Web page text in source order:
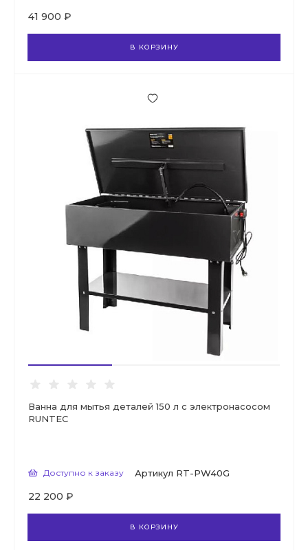
41 900 ₽
В КОРЗИНУ
Ванна для мытья деталей 150 л с электронасосом
RUNTEC
Доступно к заказу Артикул RT-PW40G
22 200 ₽
В КОРЗИНУ